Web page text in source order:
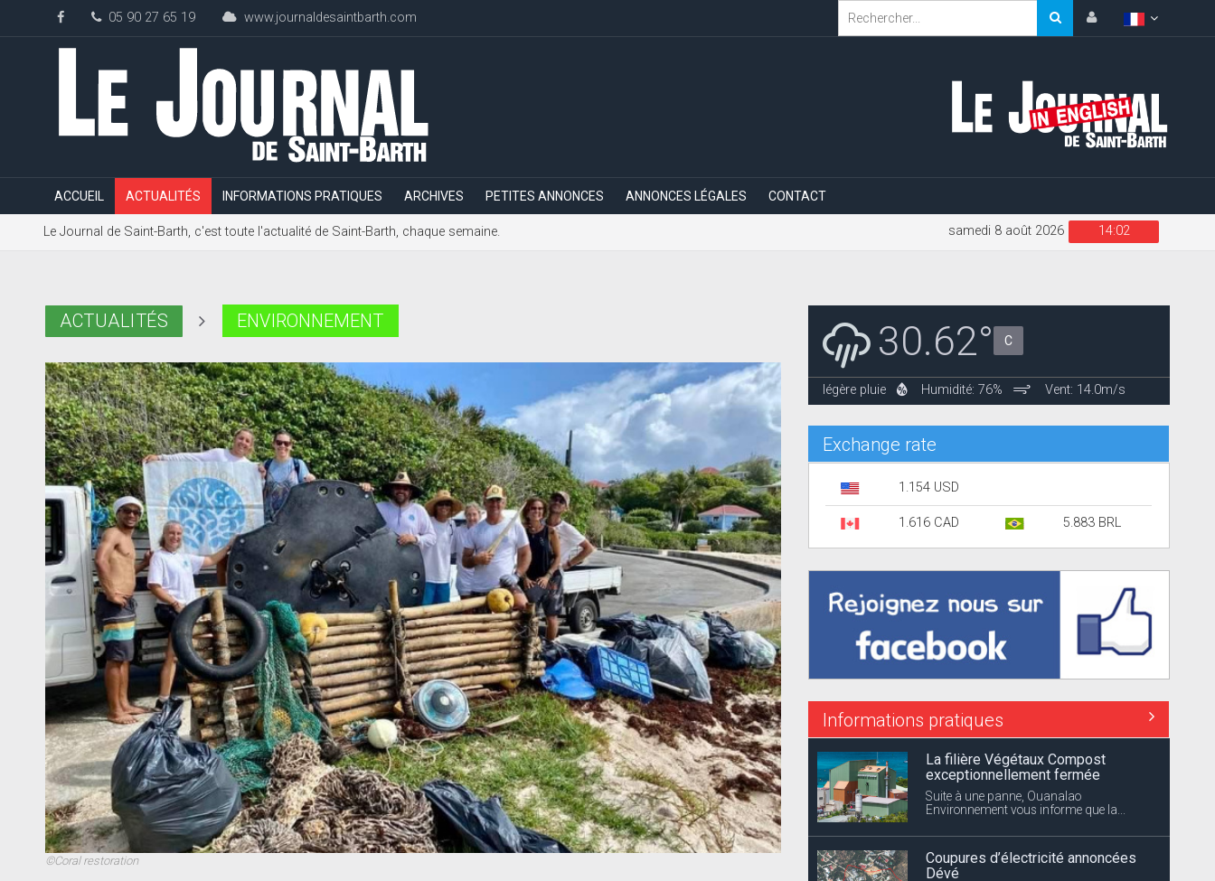
05 90 27 65 19 www.journaldesaintbarth.com
ACCUEIL ACTUALITÉS INFORMATIONS PRATIQUES ARCHIVES PETITES ANNONCES ANNONCES LÉGALES CONTACT
Le Journal de Saint-Barth, c'est toute l'actualité de Saint-Barth, chaque semaine. 14:02
samedi 8 août 2026
ACTUALITÉS ENVIRONNEMENT
©Coral restoration
30.62° C
légère pluie Humidité: 76% Vent: 14.0m/s
Exchange rate
1.154 USD
1.616 CAD 5.883 BRL
Informations pratiques
La filière Végétaux Compost
exceptionnellement fermée
Suite à une panne, Ouanalao
Environnement vous informe que la...
Coupures d’électricité annoncées
Dévé